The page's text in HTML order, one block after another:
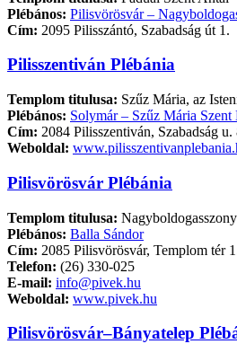
Plébános: Pilisvörösvár –
Cím: 2095 Pilisszántó, Szabadság út 1.
Pilisszentiván Plébánia
Templom titulusa: Szűz Mária, az
Plébános: Solymár – Szűz Mária Szent
Cím: 2084 Pilisszentiván, Szabadság u.
Weboldal:
Pilisvörösvár Plébánia
Templom titulusa: Nagyboldogasszony
Plébános: Balla Sándor
Cím: 2085 Pilisvörösvár, Templom tér
Telefon: (26) 330-025
E-mail: info@pivek.hu
Weboldal: www.pivek.hu
Pilisvörösvár–Bányatelep